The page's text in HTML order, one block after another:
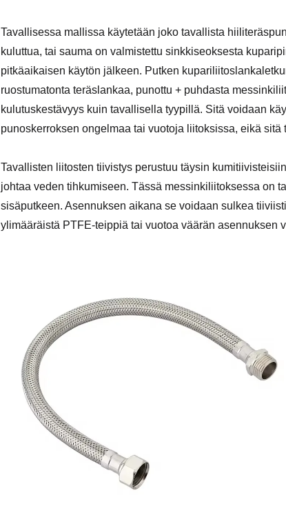
Tavallisessa mallissa käytetään joko tavallista
kuluttua, tai sauma on valmistettu sinkkiseoksesta
pitkäaikaisen käytön jälkeen. Putken
ruostumatonta teräslankaa, punottu + puhdasta
kulutuskestävyys kuin tavallisella tyypillä. Sitä voidaan
punoskerroksen ongelmaa tai vuotoja liitoksissa, eikä sitä
Tavallisten liitosten tiivistys perustuu täysin
johtaa veden tihkumiseen. Tässä messinkiliitoksessa on
sisäputkeen. Asennuksen aikana se voidaan sulkea
ylimääräistä PTFE-teippiä tai vuotoa väärän asennuksen